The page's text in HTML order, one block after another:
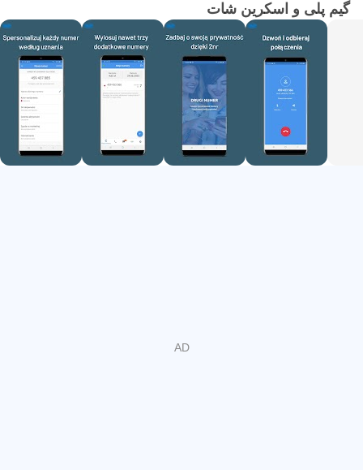
serves as an effective solution for those seeking to protect
their primary phone number while maintaining full
communication capabilities through a virtual number.
گیم پلی و اسکرین شات